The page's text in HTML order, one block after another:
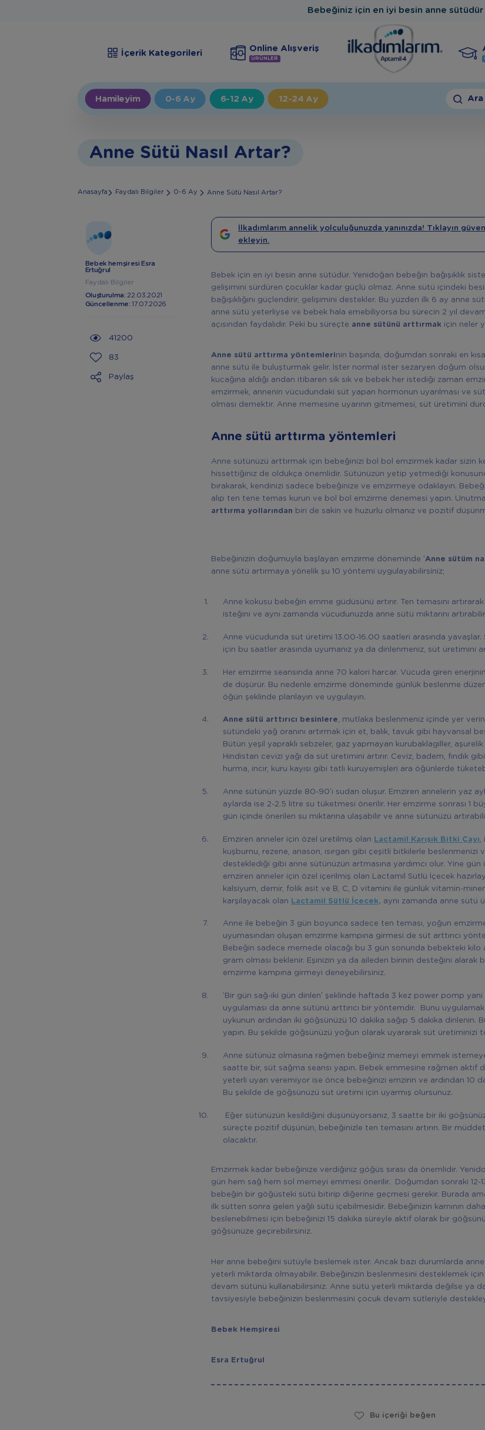
Bebeğiniz için en iyi besin anne sütüdür
İçerik Kategorileri
Online Alışveriş
ÜRÜNLER
Hamileyim 0-6 Ay 6-12 Ay 12-24 Ay Ara
Anne Sütü Nasıl Artar?
Anasayfa Faydalı Bilgiler 0-6 Ay Anne Sütü Nasıl Artar?
Bebek hemşiresi Esra
Ertuğrul
Faydalı Bilgiler
Oluşturulma: 22.03.2021
Güncellenme:17.07.2026
41200
83
Paylaş
İlkadımlarım annelik yolculuğunuzda yanınızda! Tıklayın
ekleyin.
Bebek için en iyi besin anne sütüdür. Yenidoğan bebeğin bağışıklık
gelişimini sürdüren çocuklar kadar güçlü olmaz. Anne sütü içindeki
bağışıklığını güçlendirir, gelişimini destekler. Bu yüzden ilk 6 ay anne
anne sütü yeterliyse ve bebek hala emebiliyorsa bu sürecin 2 yıl
açısından faydalıdır. Peki bu süreçte anne sütünü arttırmak için neler
Anne sütü arttırma yöntemlerinin başında, doğumdan sonraki en
anne sütü ile buluşturmak gelir. İster normal ister sezaryen doğum
kucağına aldığı andan itibaren sık sık ve bebek her istediği zaman
emzirmek, annenin vücudundaki süt yapan hormonun uyarılması ve
olması demektir. Anne memesine uyarının gitmemesi, süt üretimini
Anne sütü arttırma yöntemleri
Anne sütünüzü arttırmak için bebeğinizi bol bol emzirmek kadar sizin
hissettiğiniz de oldukça önemlidir. Sütünüzün yetip yetmediği
bırakarak, kendinizi sadece bebeğinize ve emzirmeye odaklayın.
alıp ten tene temas kurun ve bol bol emzirme denemesi yapın.
arttırma yollarından biri de sakin ve huzurlu olmanız ve pozitif
Bebeğinizin doğumuyla başlayan emzirme döneminde ‘Anne sütüm
anne sütü artırmaya yönelik şu 10 yöntemi uygulayabilirsiniz;
Anne kokusu bebeğin emme güdüsünü artırır. Ten temasını
isteğini ve aynı zamanda vücudunuzda anne sütü miktarını
Anne vücudunda süt üretimi 13.00-16.00 saatleri arasında yavaşlar.
için bu saatler arasında uyumanız ya da dinlenmeniz, süt üretimini
Her emzirme seansında anne 70 kalori harcar. Vücuda giren
de düşürür. Bu nedenle emzirme döneminde günlük beslenme
öğün şeklinde planlayın ve uygulayın.
Anne sütü arttırıcı besinlere, mutlaka beslenmeniz içinde yer
sütündeki yağ oranını artırmak için et, balık, tavuk gibi hayvansal
Bütün yeşil yapraklı sebzeler, gaz yapmayan kurubaklagiller,
Hindistan cevizi yağı da süt üretimini artırır. Ceviz, badem, fındık
hurma, incir, kuru kayısı gibi tatlı kuruyemişleri ara öğünlerde
Anne sütünün yüzde 80-90’ı sudan oluşur. Emziren annelerin yaz
aylarda ise 2-2.5 litre su tüketmesi önerilir. Her emzirme sonrası 1
gün içinde önerilen su miktarına ulaşabilir ve anne sütünüzü
Emziren anneler için özel üretilmiş olan Lactamil Karışık Bitki Çayı,
kuşburnu, rezene, anason, ısırgan gibi çeşitli bitkilerle beslenmenizi ve
desteklediği gibi anne sütünüzün artmasına yardımcı olur. Yine gün
emziren anneler için özel içerilmiş olan Lactamil Sütlü İçecek
kalsiyum, demir, folik asit ve B, C, D vitamini ile günlük vitamin-
karşılayacak olan
Lactamil Sütlü İçecek, aynı zamanda anne sütü
Anne ile bebeğin 3 gün boyunca sadece ten teması, yoğun
uyumasından oluşan emzirme kampına girmesi de süt arttırıcı
Bebeğin sadece memede olacağı bu 3 gün sonunda bebekteki kilo
gram olması beklenir. Eşinizin ya da aileden birinin desteğini alarak
emzirme kampına girmeyi deneyebilirsiniz.
‘Bir gün sağ-iki gün dinlen’ şeklinde haftada 3 kez power pomp
uygulaması da anne sütünü arttırıcı bir yöntemdir. Bunu
uykunun ardından iki göğsünüzü 10 dakika sağıp 5 dakika dinlenin.
yapın. Bu şekilde göğsünüzü yoğun olarak uyararak süt üretiminizi
Anne sütünüz olmasına rağmen bebeğiniz memeyi emmek
saatte bir, süt sağma seansı yapın. Bebek emmesine rağmen aktif
yeterli uyarı veremiyor ise önce bebeğinizi emzirin ve ardından 10
Bu şekilde de göğsünüzü süt üretimi için uyarmış olursunuz.
Eğer sütünüzün kesildiğini düşünüyorsanız, 3 saatte bir iki
süreçte pozitif düşünün, bebeğinizle ten temasını artırın. Bir
olacaktır.
Emzirmek kadar bebeğinize verdiğiniz göğüs sırası da önemlidir.
gün hem sağ hem sol memeyi emmesi önerilir. Doğumdan sonraki 12-
bebeğin bir göğüsteki sütü bitirip diğerine geçmesi gerekir. Burada
ilk sütten sonra gelen yağlı sütü içebilmesidir. Bebeğinizin karnının
beslenebilmesi için bebeğinizi 15 dakika süreyle aktif olarak bir
göğsünüze geçirebilirsiniz.
Her anne bebeğini sütüyle beslemek ister. Ancak bazı durumlarda
yeterli miktarda olmayabilir. Bebeğinizin beslenmesini desteklemek
devam sütünü kullanabilirsiniz. Anne sütü yeterli miktarda değilse ya
tavsiyesiyle bebeğinizin beslenmesini çocuk devam sütleriyle
Bebek Hemşiresi
Esra Ertuğrul
Bu içeriği beğen